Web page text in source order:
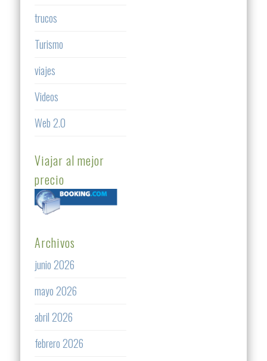
trucos
Turismo
viajes
Videos
Web 2.0
Viajar al mejor
precio
Archivos
junio 2026
mayo 2026
abril 2026
febrero 2026